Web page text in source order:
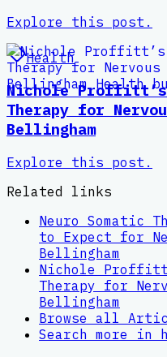
Explore this post.
Health
Nichole Proffitt’s
Therapy for
Bellingham
Explore this post.
Related links
Neuro Somatic
to Expect for
Bellingham
Nichole
Therapy for
Bellingham
Browse all
Search more in